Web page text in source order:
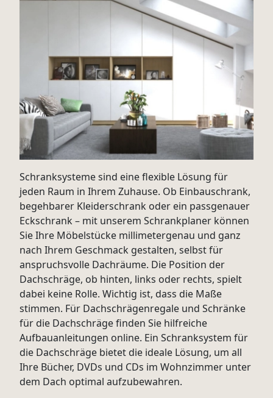
Schranksysteme sind eine flexible Lösung für
jeden Raum in Ihrem Zuhause. Ob Einbauschrank,
begehbarer Kleiderschrank oder ein passgenauer
Eckschrank – mit unserem Schrankplaner können
Sie Ihre Möbelstücke millimetergenau und ganz
nach Ihrem Geschmack gestalten, selbst für
anspruchsvolle Dachräume. Die Position der
Dachschräge, ob hinten, links oder rechts, spielt
dabei keine Rolle. Wichtig ist, dass die Maße
stimmen. Für Dachschrägenregale und Schränke
für die Dachschräge finden Sie hilfreiche
Aufbauanleitungen online. Ein Schranksystem für
die Dachschräge bietet die ideale Lösung, um all
Ihre Bücher, DVDs und CDs im Wohnzimmer unter
dem Dach optimal aufzubewahren.